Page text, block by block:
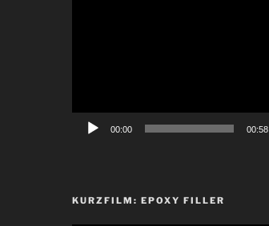
00:00 00:58
KURZFILM: EPOXY FILLER